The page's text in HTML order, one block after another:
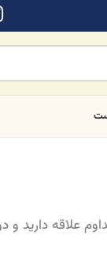
علاقه دارید